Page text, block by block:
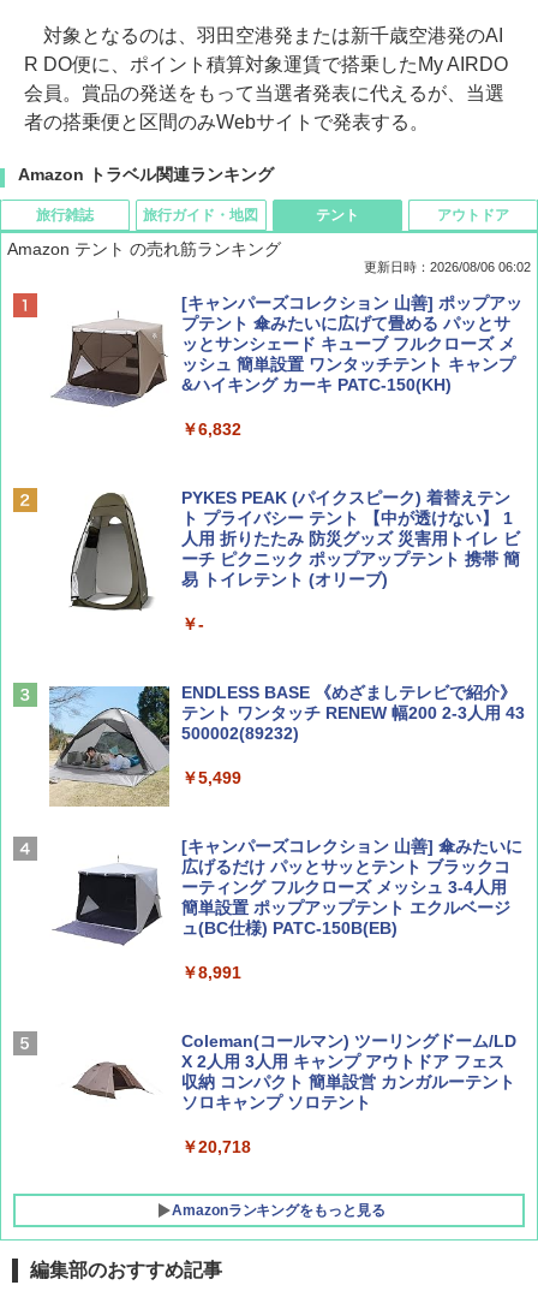
対象となるのは、羽田空港発または新千歳空港発のAI
R DO便に、ポイント積算対象運賃で搭乗したMy AIRDO
会員。賞品の発送をもって当選者発表に代えるが、当選
者の搭乗便と区間のみWebサイトで発表する。
Amazon トラベル関連ランキング
旅行雑誌
ディズニーファン ２０２６年 ９月号 [雑
誌] (ＤＩＳＮＥＹ ＦＡＮ)
￥713
￥1,540
集】ボーイング110周年を祝して！
BE-PAL(ビ-パル) 2026年 9 月号【特別付録:
SOTO ミニマル"旅"財布 ランダム2種】
￥1,500
旅行ガイド・地図
D40 地球の歩き方 チェンマイ タイ北部の魅
力的な町 2026～2027 地球の歩き方D アジア
￥2,079
￥2,479
ァキア 2026～2027 地球の歩き方A ヨーロッ
￥2,277
新しい日本地理 地図・統計・移動から読み
解く (講談社現代新書)
￥1,540
テント
Amazon テント の売れ筋ランキング
更新日時：2026/08/06 06:02
[キャンパーズコレクション 山善] ポップアッ
プテント 傘みたいに広げて畳める パッとサ
ッとサンシェード キューブ フルクローズ メ
ッシュ 簡単設置 ワンタッチテント キャンプ
&ハイキング カーキ PATC-150(KH)
￥6,832
PYKES PEAK (パイクスピーク) 着替えテン
ト プライバシー テント 【中が透けない】 1
人用 折りたたみ 防災グッズ 災害用トイレ ビ
ーチ ピクニック ポップアップテント 携帯 簡
易 トイレテント (オリーブ)
￥-
ENDLESS BASE 《めざましテレビで紹介》
テント ワンタッチ RENEW 幅200 2-3人用 43
500002(89232)
￥5,499
[キャンパーズコレクション 山善] 傘みたいに
広げるだけ パッとサッとテント ブラックコ
ーティング フルクローズ メッシュ 3-4人用
簡単設置 ポップアップテント エクルベージ
ュ(BC仕様) PATC-150B(EB)
￥8,991
Coleman(コールマン) ツーリングドーム/LD
X 2人用 3人用 キャンプ アウトドア フェス
収納 コンパクト 簡単設営 カンガルーテント
ソロキャンプ ソロテント
￥20,718
Amazonランキングをもっと見る
アウトドア
編集部のおすすめ記事